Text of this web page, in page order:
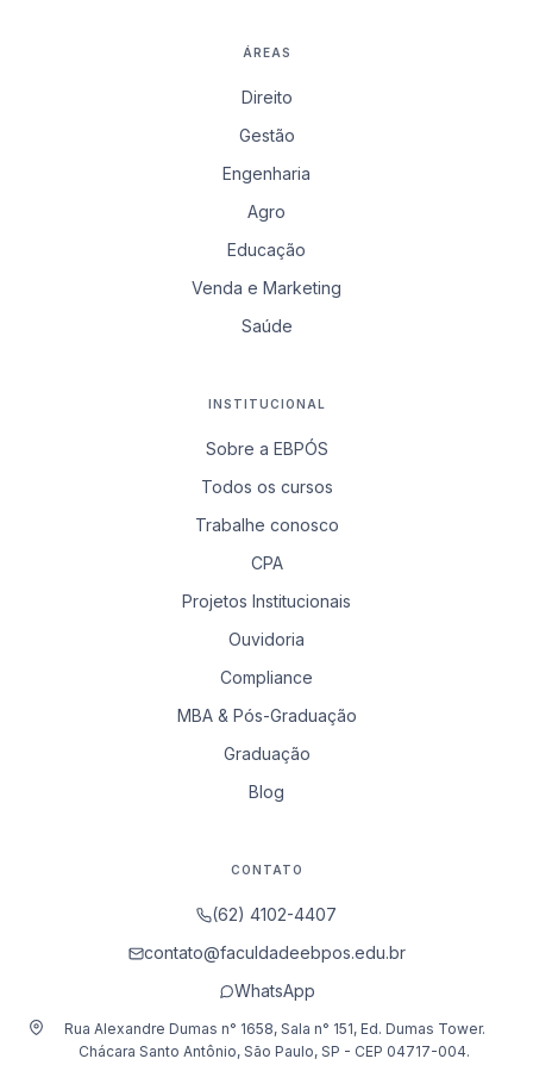
ÁREAS
Direito
Gestão
Engenharia
Agro
Educação
Venda e Marketing
Saúde
INSTITUCIONAL
Sobre a EBPÓS
Todos os cursos
Trabalhe conosco
CPA
Projetos Institucionais
Ouvidoria
Compliance
MBA & Pós-Graduação
Graduação
Blog
CONTATO
(62) 4102-4407
contato@faculdadeebpos.edu.br
WhatsApp
Rua Alexandre Dumas n° 1658, Sala n° 151, Ed. Dumas Tower.
Chácara Santo Antônio, São Paulo, SP - CEP 04717-004.